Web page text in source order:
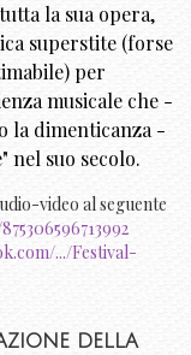
la sua opera,
superstite (forse
per
musicale che -
la dimenticanza -
nel suo secolo.
video al seguente
.../Festival-
della